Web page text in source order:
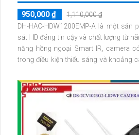
950,000 ₫
1,110,000 ₫
DH-HAC-HDW1200EMP-A là một sản
sát HD đáng tin cậy và chất lượng từ hãng
năng hồng ngoại Smart IR, camera
trong điều kiện thiếu sáng và khoảng
cho việc giám sát ban đêm